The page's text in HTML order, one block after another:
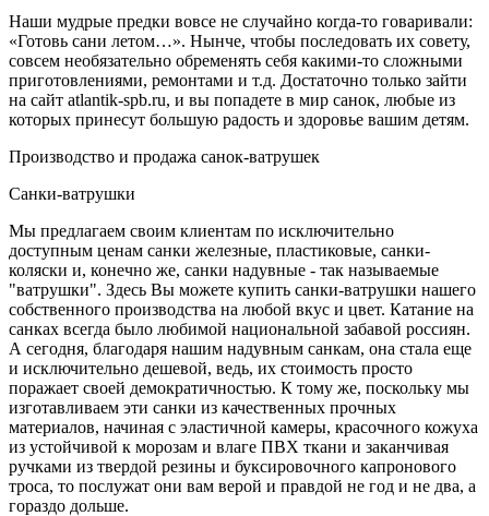
Наши мудрые предки вовсе не случайно когда-то говаривали:
«Готовь сани летом…». Нынче, чтобы последовать их совету,
совсем необязательно обременять себя какими-то сложными
приготовлениями, ремонтами и т.д. Достаточно только зайти
на сайт atlantik-spb.ru, и вы попадете в мир санок, любые из
которых принесут большую радость и здоровье вашим детям.
Производство и продажа санок-ватрушек
Санки-ватрушки
Мы предлагаем своим клиентам по исключительно
доступным ценам санки железные, пластиковые, санки-
коляски и, конечно же, санки надувные - так называемые
"ватрушки". Здесь Вы можете купить санки-ватрушки нашего
собственного производства на любой вкус и цвет. Катание на
санках всегда было любимой национальной забавой россиян.
А сегодня, благодаря нашим надувным санкам, она стала еще
и исключительно дешевой, ведь, их стоимость просто
поражает своей демократичностью. К тому же, поскольку мы
изготавливаем эти санки из качественных прочных
материалов, начиная с эластичной камеры, красочного кожуха
из устойчивой к морозам и влаге ПВХ ткани и заканчивая
ручками из твердой резины и буксировочного капронового
троса, то послужат они вам верой и правдой не год и не два, а
гораздо дольше.